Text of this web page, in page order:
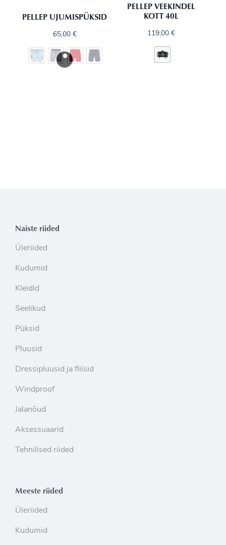
PELLEP UJUMISPÜKSID
65,00 €
PELLEP VEEKINDEL
KOTT 40L
119,00€
Naiste riided
Üleriided
Kudumid
Kleidid
Seelikud
Püksid
Pluusid
Dressipluusid ja fliisid
Windproof
Jalanõud
Aksessuaarid
Tehnilised riided
Meeste riided
Üleriided
Kudumid